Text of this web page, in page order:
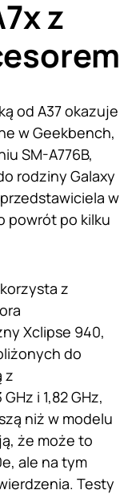
z
od A37 okazuje
w Geekbench,
SM-A776B,
rodziny Galaxy
w
powrót po kilku
z
Xclipse 940,
do
z
i 1,82 GHz,
niż w modelu
że może to
ale na tym
Testy